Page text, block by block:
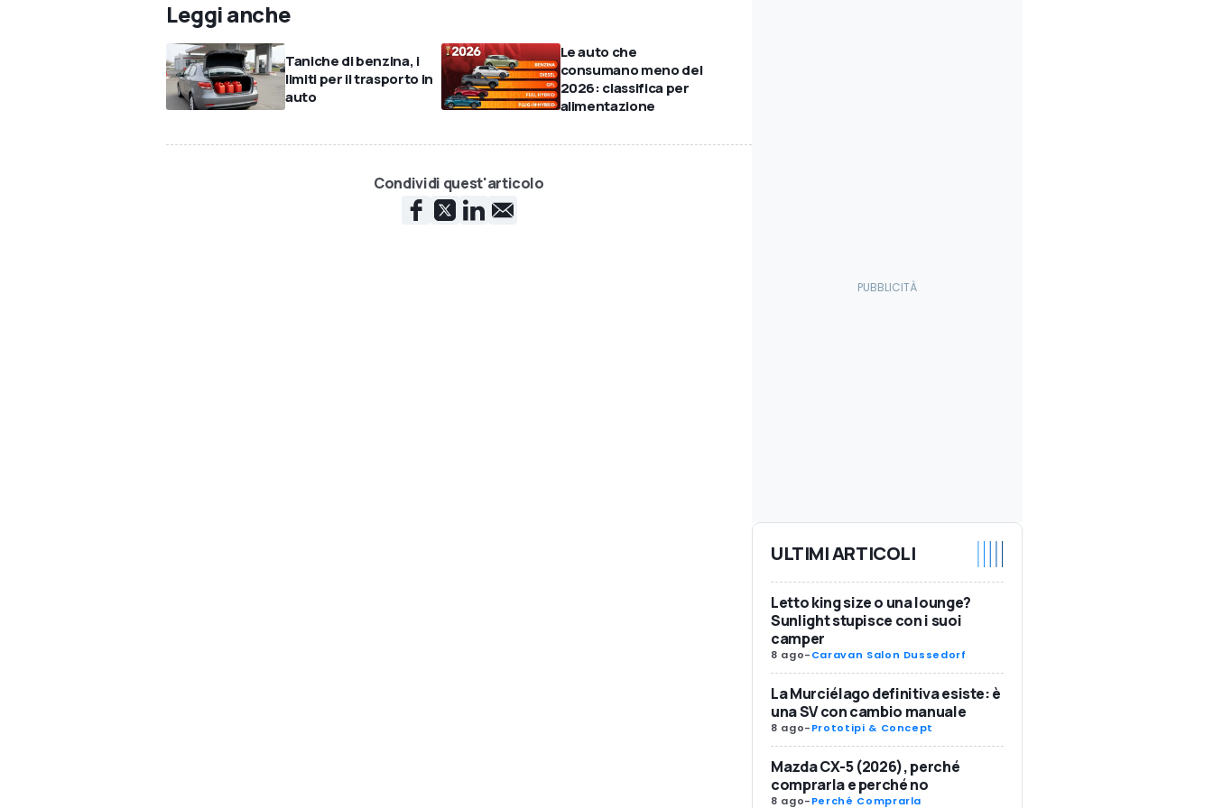
Leggi anche
Taniche di benzina, i
limiti per il trasporto in
auto
Le auto che
consumano meno del
2026: classifica per
alimentazione
Condividi quest'articolo
ULTIMI ARTICOLI
Letto king size o una lounge?
Sunlight stupisce con i suoi
camper
8 ago-Caravan Salon Dussedorf
La Murciélago definitiva esiste: è
una SV con cambio manuale
8 ago-Prototipi & Concept
Mazda CX-5 (2026), perché
comprarla e perché no
8 ago-Perché Comprarla